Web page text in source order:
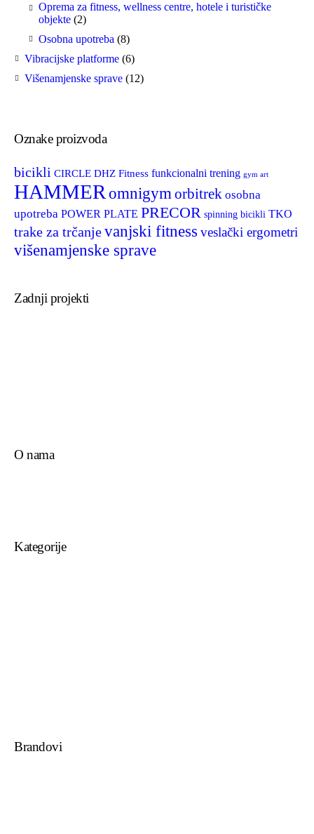
Oprema za fitness, wellness centre, hotele i turističke
objekte 22
Osobna upotreba 88
Vibracijske platforme 66
Višenamjenske sprave 1212
Oznake proizvoda
bicikli CIRCLE DHZ Fitness funkcionalni trening gym art
HAMMERomnigymorbitrek osobna
upotreba POWER PLATE PRECOR spinning bicikli TKO
trake za trčanjevanjski fitness veslački ergometri
višenamjenske sprave
Zadnji projekti
O nama
Kategorije
Brandovi